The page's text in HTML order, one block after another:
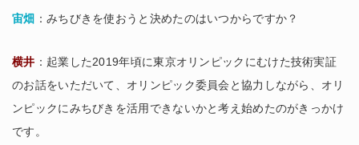
宙畑 ：みちびきを使おうと決めたのはいつからですか？
横井 ：起業した2019年頃に東京オリンピックにむけた技術実証
のお話をいただいて、オリンピック委員会と協力しながら、オリ
ンピックにみちびきを活用できないかと考え始めたのがきっかけ
です。